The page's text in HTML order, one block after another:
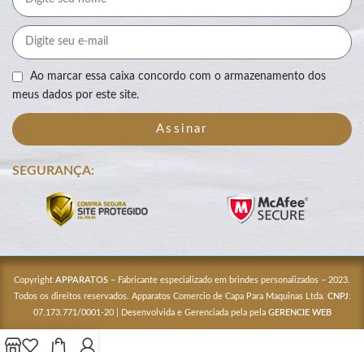
Ao marcar essa caixa concordo com o armazenamento dos
meus dados por este site.
Assinar
SEGURANÇA:
Copyright APPARATOS – Fabricante especializado em brindes personalizados – 2023.
Todos os direitos reservados. Apparatos Comercio de Capa Para Maquinas Ltda. CNPJ:
07.173.771/0001-20 | Desenvolvida e Gerenciada pela pela GERENCIE WEB